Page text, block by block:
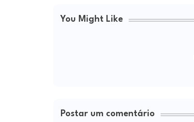
You Might Like
Postar um comentário